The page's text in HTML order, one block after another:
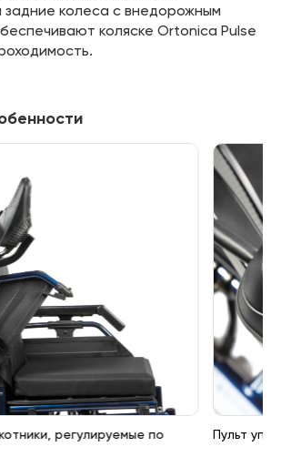
задние колеса с внедорожным
коляске Ortonica Pulse
регулируемые по
Пульт